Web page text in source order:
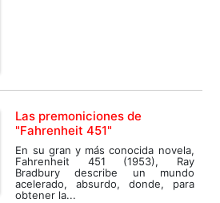
Las premoniciones de
"Fahrenheit 451"
En su gran y más conocida novela,
Fahrenheit 451 (1953), Ray
Bradbury describe un mundo
acelerado, absurdo, donde, para
obtener la...